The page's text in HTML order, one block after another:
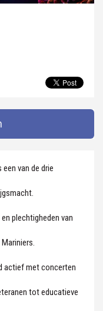
van de drie
plechtigheden van
actief met concerten
tot educatieve